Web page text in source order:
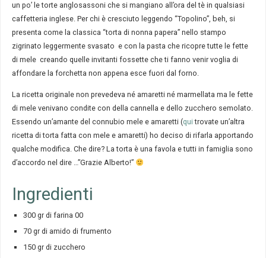
un po’ le torte anglosassoni che si mangiano all’ora del tè in qualsiasi
caffetteria inglese. Per chi è cresciuto leggendo “Topolino”, beh, si
presenta come la classica “torta di nonna papera” nello stampo
zigrinato leggermente svasato e con la pasta che ricopre tutte le fette
di mele creando quelle invitanti fossette che ti fanno venir voglia di
affondare la forchetta non appena esce fuori dal forno.
La ricetta originale non prevedeva né amaretti né marmellata ma le fette
di mele venivano condite con della cannella e dello zucchero semolato.
Essendo un’amante del connubio mele e amaretti (qui trovate un’altra
ricetta di torta fatta con mele e amaretti) ho deciso di rifarla apportando
qualche modifica. Che dire? La torta è una favola e tutti in famiglia sono
d’accordo nel dire …”Grazie Alberto!”
Ingredienti
300 gr di farina 00
70 gr di amido di frumento
150 gr di zucchero